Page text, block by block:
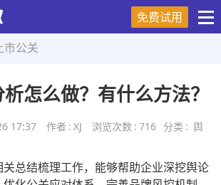
免费试用
市公关
文
怎么做？有什么方法？
17:37 作者 : XJ 浏览次数 : 716 分类 : 舆
总结梳理工作，能够帮助企业深挖舆论